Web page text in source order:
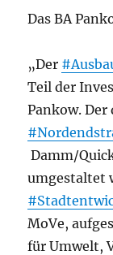
Das BA
„Der
Teil der
Pankow.
Damm/
umgestaltet
MoVe,
für Umwelt,